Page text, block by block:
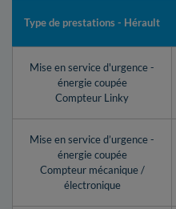
Type de prestations - Hérault
Mise en service d'urgence -
énergie coupée
Compteur Linky
Mise en service d’urgence -
énergie coupée
Compteur mécanique /
électronique